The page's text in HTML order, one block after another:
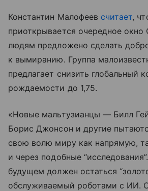
Константин Малофеев считает,
приоткрывается очередное
людям предложено сделать
к вымиранию. Группа
предлагает снизить глобальный
рождаемости до 1,75.
«Новые мальтузианцы — Билл
Борис Джонсон и другие
свою волю миру как напрямую,
и через подобные
будущем должен остаться
обслуживаемый роботами с ИИ.